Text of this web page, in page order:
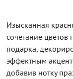
Изысканная
сочетание цветов
подарка,
эффектным
добавив нотку